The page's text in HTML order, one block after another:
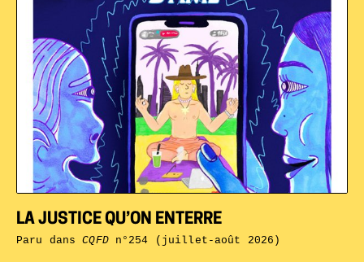
LA JUSTICE QU’ON ENTERRE
Paru dansCQFDn°254 (juillet-août 2026)